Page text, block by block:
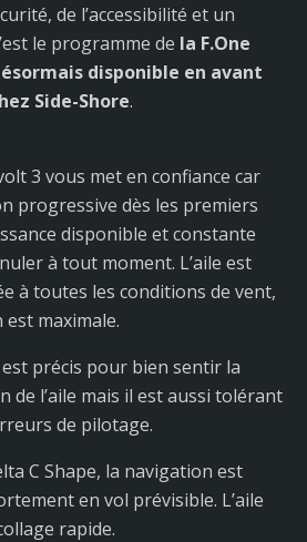
de l’accessibilité et un
le programme de la F.One
disponible en avant
Side-Shore.
3 vous met en confiance car
progressive dès les premiers
disponible et constante
à tout moment. L’aile est
à toutes les conditions de vent,
est maximale.
précis pour bien sentir la
de l’aile mais il est aussi tolérant
de pilotage.
C Shape, la navigation est
en vol prévisible. L’aile
rapide.